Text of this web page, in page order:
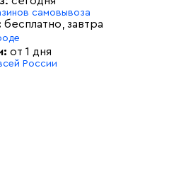
самовывоза
бесплатно , завтра
от 1 дня
России